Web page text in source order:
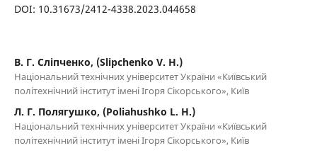
DOI: 10.31673/2412-4338.2023.044658
В. Г. Сліпченко, (Slipchenko V. H.)
Національний технічних університет України «Київський
політехнічний інститут імені Ігоря Сікорського», Київ
Л. Г. Полягушко, (Poliahushko L. H.)
Національний технічних університет України «Київський
політехнічний інститут імені Ігоря Сікорського», Київ